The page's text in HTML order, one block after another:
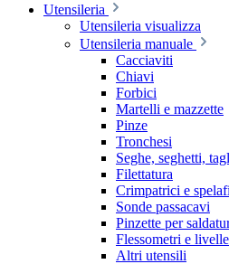
Utensileria
Utensileria visualizza
Utensileria manuale
Cacciaviti
Chiavi
Forbici
Martelli e mazzette
Pinze
Tronchesi
Seghe, seghetti,
Filettatura
Crimpatrici e
Sonde passacavi
Pinzette per
Flessometri e livelle
Altri utensili